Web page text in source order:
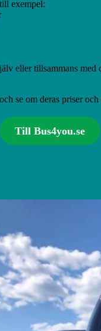
exempel:
eller tillsammans med
se om deras priser och
Till Bus4you.se